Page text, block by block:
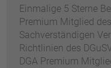
Einmalige 5 Sterne
Premium Mitglied
Sachverständigen
Richtlinien des
DGA Premium